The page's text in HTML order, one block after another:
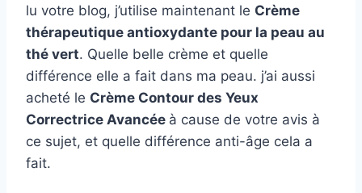
lu votre blog, j’utilise maintenant le Crème
thérapeutique antioxydante pour la peau au
thé vert. Quelle belle crème et quelle
différence elle a fait dans ma peau. j’ai aussi
acheté le Crème Contour des Yeux
Correctrice Avancée à cause de votre avis à
ce sujet, et quelle différence anti-âge cela a
fait.